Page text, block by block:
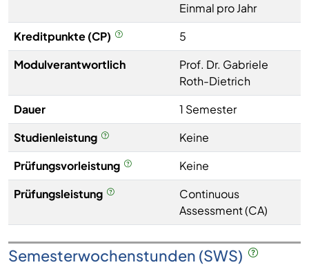
Einmal pro Jahr
Kreditpunkte (CP)
5
Modulverantwortlich
Prof. Dr. Gabriele
Roth-Dietrich
Dauer
1 Semester
Studienleistung
Keine
Prüfungsvorleistung
Keine
Prüfungsleistung
Continuous
Assessment (CA)
Semesterwochenstunden (SWS)